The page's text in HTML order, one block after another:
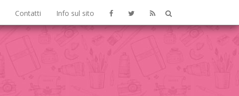
Contatti Info sul sito